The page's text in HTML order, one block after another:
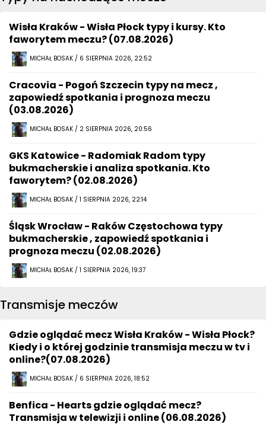
Wisła Kraków - Wisła Płock typy i kursy. Kto
faworytem meczu? (07.08.2026)
MICHAŁ BOSAK / 6 SIERPNIA 2026, 22:52
Cracovia - Pogoń Szczecin typy na mecz ,
zapowiedź spotkania i prognoza meczu
(03.08.2026)
MICHAŁ BOSAK / 2 SIERPNIA 2026, 20:56
GKS Katowice - Radomiak Radom typy
bukmacherskie i analiza spotkania. Kto
faworytem? (02.08.2026)
MICHAŁ BOSAK / 1 SIERPNIA 2026, 22:14
Śląsk Wrocław - Raków Częstochowa typy
bukmacherskie , zapowiedź spotkania i
prognoza meczu (02.08.2026)
MICHAŁ BOSAK / 1 SIERPNIA 2026, 19:37
Transmisje meczów
Gdzie oglądać mecz Wisła Kraków - Wisła Płock?
Kiedy i o której godzinie transmisja meczu w tv i
online?(07.08.2026)
MICHAŁ BOSAK / 6 SIERPNIA 2026, 18:52
Benfica - Hearts gdzie oglądać mecz?
Transmisja w telewizji i online (06.08.2026)